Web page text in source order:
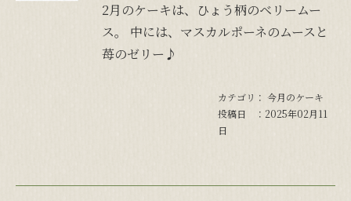
2月のケーキは、ひょう柄のベリームー
ス。 中には、マスカルポーネのムースと
苺のゼリー♪
カテゴリ： 今月のケーキ
投稿日 ：2025年02月11
日